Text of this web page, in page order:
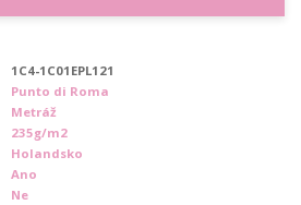
1C4-1C01EPL121
Punto di Roma
Metráž
235g/m2
Holandsko
Ano
Ne